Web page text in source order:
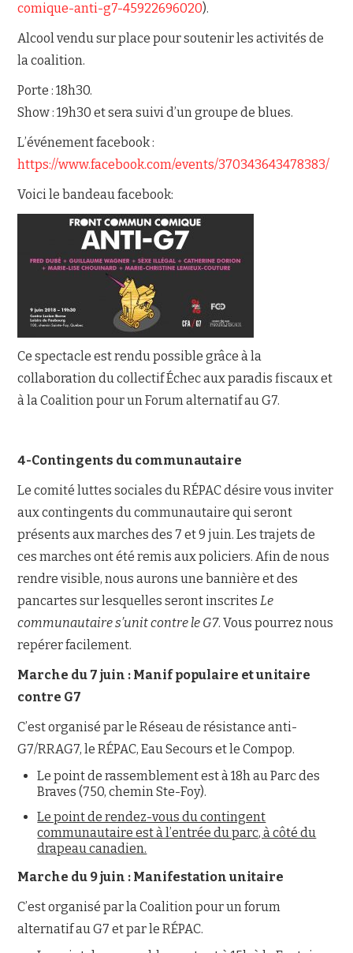
comique-anti-g7-45922696020).
Alcool vendu sur place pour soutenir les activités de
la coalition.
Porte : 18h30.
Show : 19h30 et sera suivi d’un groupe de blues.
L’événement facebook :
https://www.facebook.com/events/370343643478383/
Voici le bandeau facebook:
Ce spectacle est rendu possible grâce à la
collaboration du collectif Échec aux paradis fiscaux et
à la Coalition pour un Forum alternatif au G7.
4-Contingents du communautaire
Le comité luttes sociales du RÉPAC désire vous inviter
aux contingents du communautaire qui seront
présents aux marches des 7 et 9 juin. Les trajets de
ces marches ont été remis aux policiers. Afin de nous
rendre visible, nous aurons une bannière et des
pancartes sur lesquelles seront inscritesLe
communautaire s’unit contre le G7. Vous pourrez nous
repérer facilement.
Marche du 7 juin : Manif populaire et unitaire
contre G7
C’est organisé par le Réseau de résistance anti-
G7/RRAG7, le RÉPAC, Eau Secours et le Compop.
Le point de rassemblement est à 18h au Parc des
Braves (750, chemin Ste-Foy).
Le point de rendez-vous du contingent
communautaire est à l’entrée du parc, à côté du
drapeau canadien.
Marche du 9 juin : Manifestation unitaire
C’est organisé par la Coalition pour un forum
alternatif au G7 et par le RÉPAC.